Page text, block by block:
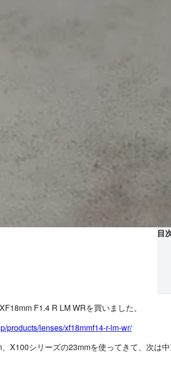
目
F1.4 R LM WRを買いました。
products/lenses/xf18mmf14-r-lm-wr/
X100シリーズの23mmを使ってきて、次は